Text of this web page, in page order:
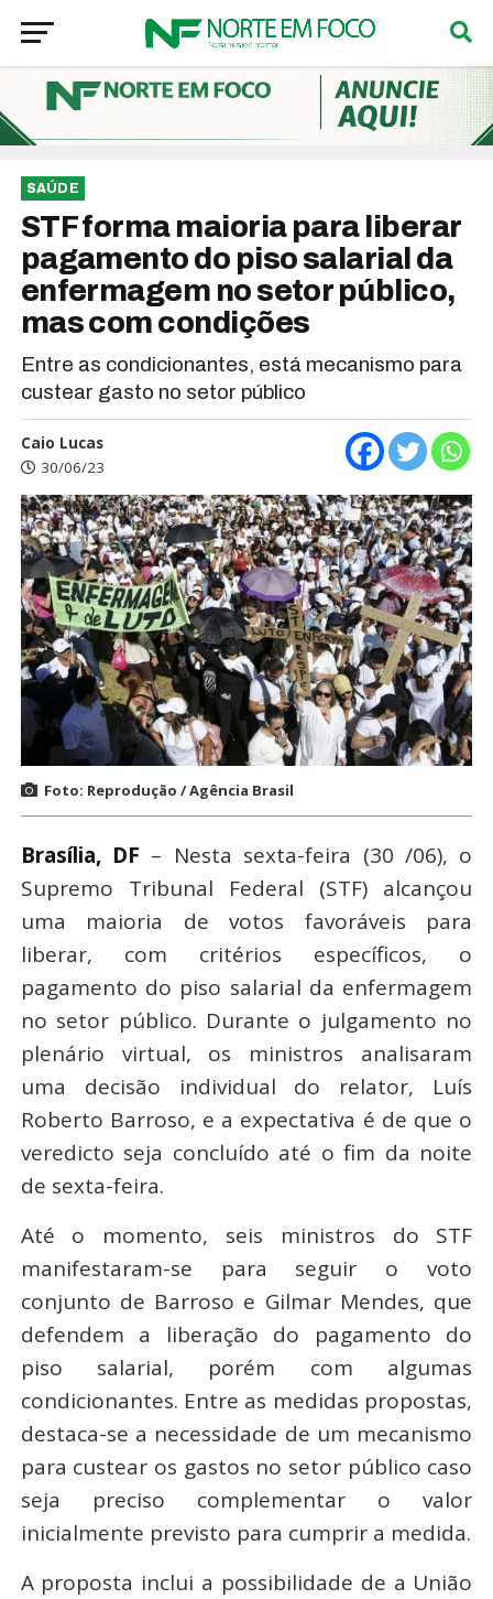
SAÚDE
STF forma maioria para liberar
pagamento do piso salarial da
enfermagem no setor público,
mas com condições
Entre as condicionantes, está mecanismo para
custear gasto no setor público
Caio Lucas
30/06/23
Foto: Reprodução / Agência Brasil
Brasília, DF – Nesta sexta-feira (30 /06), o
Supremo Tribunal Federal (STF) alcançou
uma maioria de votos favoráveis para
liberar, com critérios específicos, o
pagamento do piso salarial da enfermagem
no setor público. Durante o julgamento no
plenário virtual, os ministros analisaram
uma decisão individual do relator, Luís
Roberto Barroso, e a expectativa é de que o
veredicto seja concluído até o fim da noite
de sexta-feira.
Até o momento, seis ministros do STF
manifestaram-se para seguir o voto
conjunto de Barroso e Gilmar Mendes, que
defendem a liberação do pagamento do
piso salarial, porém com algumas
condicionantes. Entre as medidas propostas,
destaca-se a necessidade de um mecanismo
para custear os gastos no setor público caso
seja preciso complementar o valor
inicialmente previsto para cumprir a medida.
A proposta inclui a possibilidade de a União